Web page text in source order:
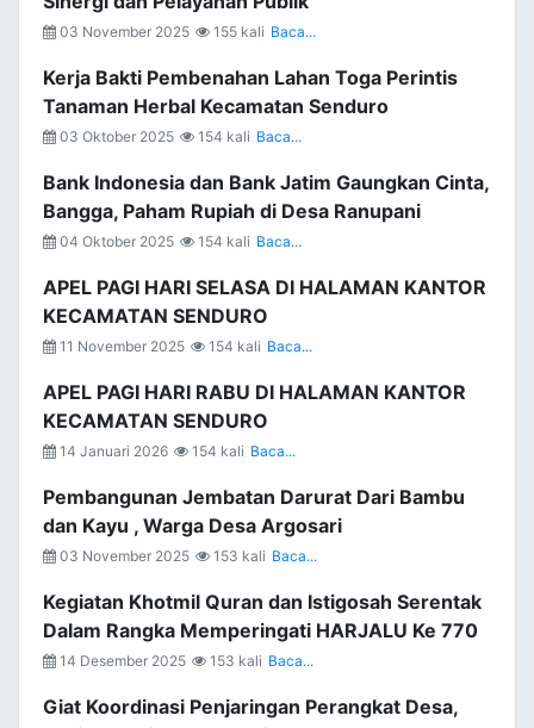
03 November 2025 155 kali Baca...
Kerja Bakti Pembenahan Lahan Toga Perintis
Tanaman Herbal Kecamatan Senduro
03 Oktober 2025 154 kali Baca...
Bank Indonesia dan Bank Jatim Gaungkan Cinta,
Bangga, Paham Rupiah di Desa Ranupani
04 Oktober 2025 154 kali Baca...
APEL PAGI HARI SELASA DI HALAMAN KANTOR
KECAMATAN SENDURO
11 November 2025 154 kali Baca...
APEL PAGI HARI RABU DI HALAMAN KANTOR
KECAMATAN SENDURO
14 Januari 2026 154 kali Baca...
Pembangunan Jembatan Darurat Dari Bambu
dan Kayu , Warga Desa Argosari
03 November 2025 153 kali Baca...
Kegiatan Khotmil Quran dan Istigosah Serentak
Dalam Rangka Memperingati HARJALU Ke 770
14 Desember 2025 153 kali Baca...
Giat Koordinasi Penjaringan Perangkat Desa,